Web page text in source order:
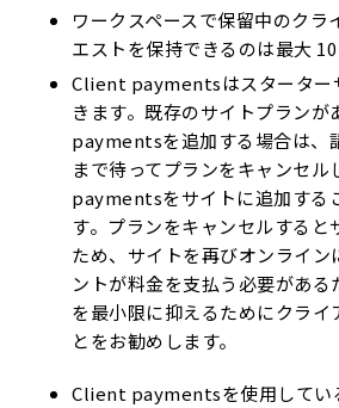
ワークスペースで保留中のクラ
エストを保持できるのは最大 10
Client paymentsはスターター
きます。既存のサイトプラン
paymentsを追加する場合は、
まで待ってプランをキャンセ
paymentsをサイトに追加する
す。プランをキャンセルすると
ため、サイトを再びオンライン
ントが料金を支払う必要があ
を最小限に抑えるためにクライ
とをお勧めします。
Client paymentsを使用してい